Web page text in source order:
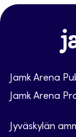
Jamk Arena
Jamk Arena
Jyväskylän